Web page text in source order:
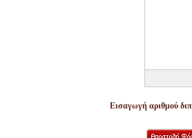
Εισαγωγή αριθμού